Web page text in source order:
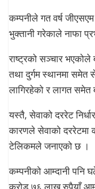
कम्पनीले गत वर्ष
भुक्तानी गरेकाले नाफा
राष्ट्रको सञ्चार
तथा दुर्गम स्थानमा समेत
लागिरहेको र लागत समेत
यस्तै, सेवाको दररेट
कारणले सेवाको दररेटमा
टेलिकमले जनाएको छ ।
कम्पनीको आम्दानी पनि